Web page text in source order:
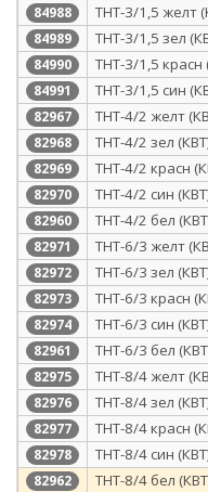
84988 ТНТ-3/1,5 желт
84989 ТНТ-3/1,5 зел
84990 ТНТ-3/1,5 красн
84991 ТНТ-3/1,5 син
82967 ТНТ-4/2 желт
82968 ТНТ-4/2 зел
82969 ТНТ-4/2 красн
82970 ТНТ-4/2 син
82960 ТНТ-4/2 бел
82971 ТНТ-6/3 желт
82972 ТНТ-6/3 зел
82973 ТНТ-6/3 красн
82974 ТНТ-6/3 син
82961 ТНТ-6/3 бел
82975 ТНТ-8/4 желт
82976 ТНТ-8/4 зел
82977 ТНТ-8/4 красн
82978 ТНТ-8/4 син
82962 ТНТ-8/4 бел